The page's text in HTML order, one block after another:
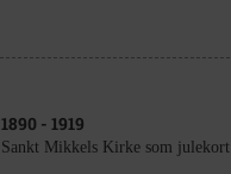
1890 - 1919
Sankt Mikkels Kirke som julekort